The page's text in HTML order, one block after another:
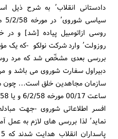
دادستانی انقلاب٬
روسی ازاتومبیل پیاده [شد] و در
روزولت٬ وارد شرکت نولکو -
سازمان مجاهدین خلق است… چون
افسر اطلاعاتی شوروی -جهت